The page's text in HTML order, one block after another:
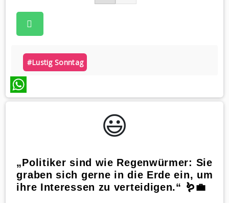
#lustig Sonntag
WhatsApp
😃️
„Politiker sind wie Regenwürmer: Sie
graben sich gerne in die Erde ein, um
ihre Interessen zu verteidigen.“ 🪱💼